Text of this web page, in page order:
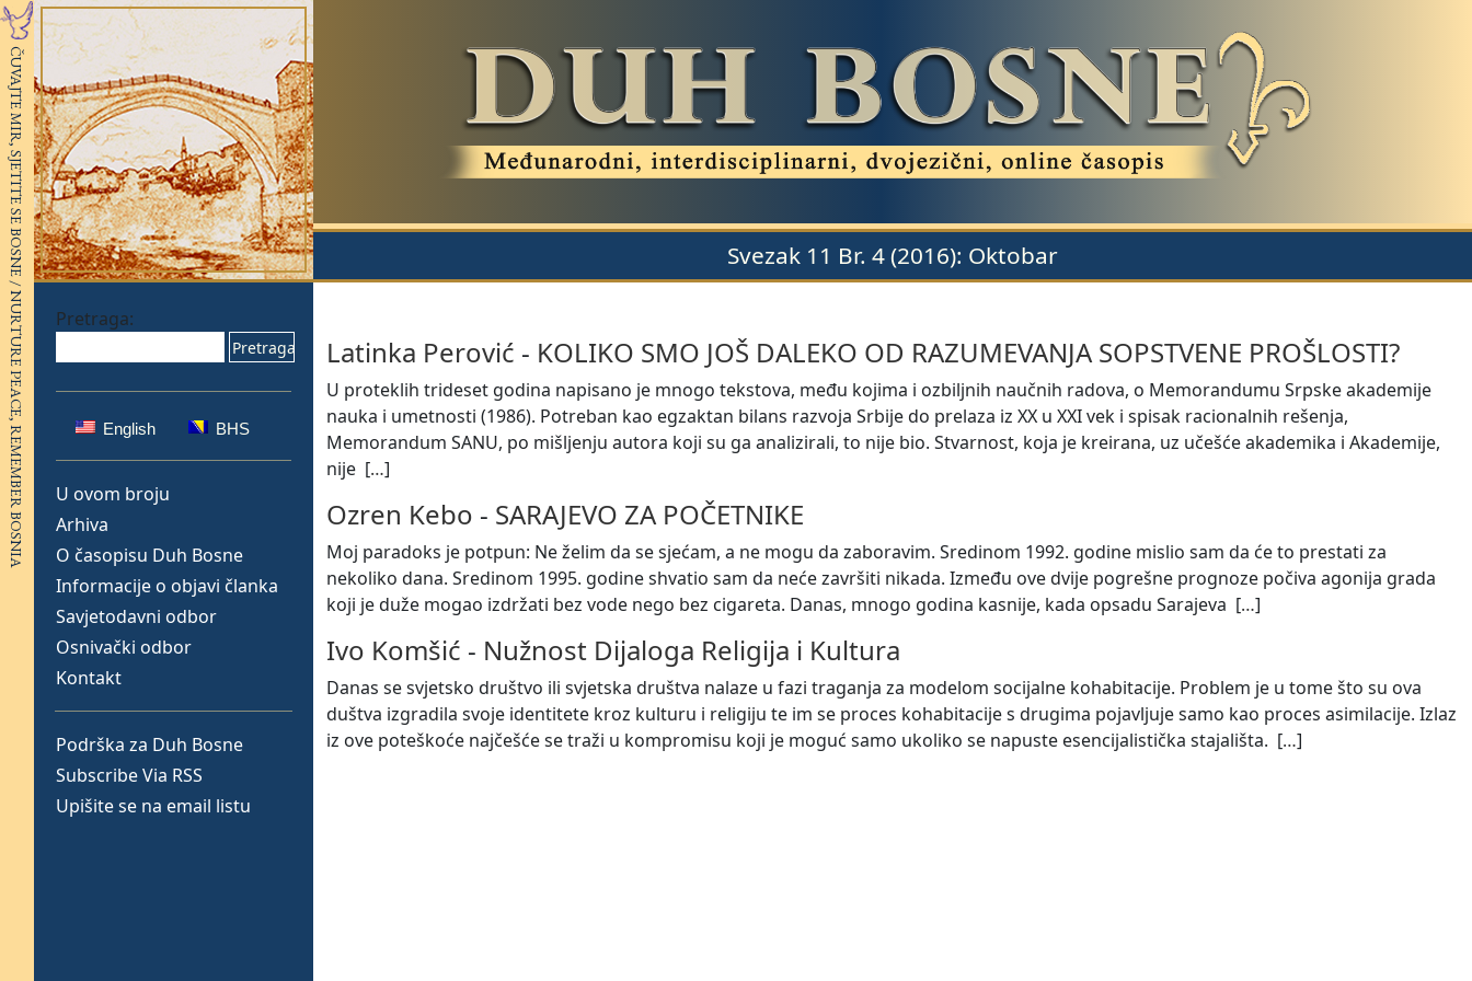
Pretraga:
English BHS
U ovom broju
Arhiva
O časopisu Duh Bosne
Informacije o objavi članka
Savjetodavni odbor
Osnivački odbor
Kontakt
Podrška za Duh Bosne
Subscribe Via RSS
Upišite se na email listu
Svezak 11 Br. 4 (2016): Oktobar
Latinka Perović - KOLIKO SMO JOŠ DALEKO OD RAZUMEVANJA SOPSTVENE PROŠLOSTI?
U proteklih trideset godina napisano je mnogo tekstova, među kojima i ozbiljnih naučnih radova, o Memorandumu Srpske akademije
nauka i umetnosti (1986). Potreban kao egzaktan bilans razvoja Srbije do prelaza iz XX u XXI vek i spisak racionalnih rešenja,
Memorandum SANU, po mišljenju autora koji su ga analizirali, to nije bio. Stvarnost, koja je kreirana, uz učešće akademika i Akademije,
nije […]
Ozren Kebo - SARAJEVO ZA POČETNIKE
Moj paradoks je potpun: Ne želim da se sjećam, a ne mogu da zaboravim. Sredinom 1992. godine mislio sam da će to prestati za
nekoliko dana. Sredinom 1995. godine shvatio sam da neće završiti nikada. Između ove dvije pogrešne prognoze počiva agonija grada
koji je duže mogao izdržati bez vode nego bez cigareta. Danas, mnogo godina kasnije, kada opsadu Sarajeva […]
Ivo Komšić - Nužnost Dijaloga Religija i Kultura
Danas se svjetsko društvo ili svjetska društva nalaze u fazi traganja za modelom socijalne kohabitacije. Problem je u tome što su ova
duštva izgradila svoje identitete kroz kulturu i religiju te im se proces kohabitacije s drugima pojavljuje samo kao proces asimilacije. Izlaz
iz ove poteškoće najčešće se traži u kompromisu koji je moguć samo ukoliko se napuste esencijalistička stajališta. […]